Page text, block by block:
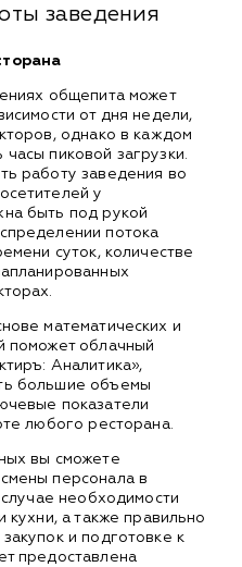
заведения
общепита может
от дня недели,
однако в каждом
пиковой загрузки.
работу заведения во
у
быть под рукой
потока
суток, количестве
математических и
поможет облачный
Аналитика»,
большие объемы
показатели
любого ресторана.
вы сможете
персонала в
необходимости
кухни, а также правильно
и подготовке к
предоставлена